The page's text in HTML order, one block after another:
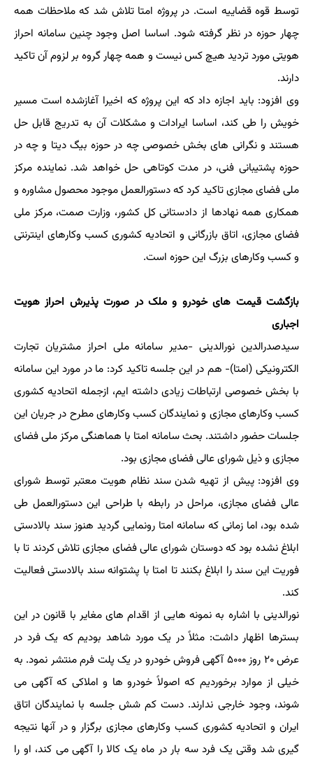
توسط قوه قضاییه است. در پروژه امتا تلاش شد که ملاحظات همه
چهار حوزه در نظر گرفته شود. اساسا اصل وجود چنین سامانه احراز
هویتی مورد تردید هیچ کس نیست و همه چهار گروه بر لزوم آن تاکید
دارند.
وی افزود: باید اجازه داد که این پروژه که اخیرا آغازشده است مسیر
خویش را طی کند، اساسا ایرادات و مشکلات آن به تدریج قابل حل
هستند و نگرانی های بخش خصوصی چه در حوزه بیگ دیتا و چه در
حوزه پشتیبانی فنی، در مدت کوتاهی حل خواهد شد. نماینده مرکز
ملی فضای مجازی تاکید کرد که دستورالعمل موجود محصول مشاوره و
همکاری همه نهادها از دادستانی کل کشور، وزارت صمت، مرکز ملی
فضای مجازی، اتاق بازرگانی و اتحادیه کشوری کسب وکارهای اینترنتی
و کسب وکارهای بزرگ این حوزه است.
بازگشت قیمت های خودرو و ملک در صورت پذیرش احراز هویت
اجباری
سیدصدرالدین نورالدینی -مدیر سامانه ملی احراز مشتریان تجارت
الکترونیکی (امتا)- هم در این جلسه تاکید کرد: ما در مورد این سامانه
با بخش خصوصی ارتباطات زیادی داشته ایم، ازجمله اتحادیه کشوری
کسب وکارهای مجازی و نمایندگان کسب وکارهای مطرح در جریان این
جلسات حضور داشتند. بحث سامانه امتا با هماهنگی مرکز ملی فضای
مجازی و ذیل شورای عالی فضای مجازی بود.
وی افزود: پیش از تهیه شدن سند نظام هویت معتبر توسط شورای
عالی فضای مجازی، مراحل در رابطه با طراحی این دستورالعمل طی
شده بود، اما زمانی که سامانه امتا رونمایی گردید هنوز سند بالادستی
ابلاغ نشده بود که دوستان شورای عالی فضای مجازی تلاش کردند تا با
فوریت این سند را ابلاغ بکنند تا امتا با پشتوانه سند بالادستی فعالیت
کند.
نورالدینی با اشاره به نمونه هایی از اقدام های مغایر با قانون در این
بسترها اظهار داشت: مثلاً در یک مورد شاهد بودیم که یک فرد در
عرض ۲۰ روز ۵۰۰۰ آگهی فروش خودرو در یک پلت فرم منتشر نمود. به
خیلی از موارد برخوردیم که اصولاً خودرو ها و املاکی که آگهی می
شوند، وجود خارجی ندارند. دست کم شش جلسه با نمایندگان اتاق
ایران و اتحادیه کشوری کسب وکارهای مجازی برگزار و در آنها نتیجه
گیری شد وقتی یک فرد سه بار در ماه یک کالا را آگهی می کند، او را